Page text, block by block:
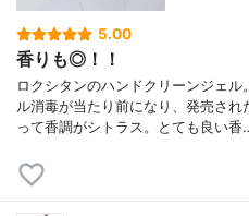
5.00
香りも◎！！
ロクシタンのハンドクリーンジェ
ル消毒が当たり前になり、発売さ
って香調がシトラス。とても良い香